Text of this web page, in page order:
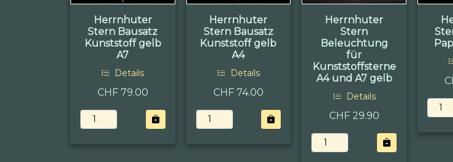
Herrnhuter
Stern Bausatz
Kunststoff gelb
A7
Details
CHF 79.00
Herrnhuter
Stern Bausatz
Kunststoff gelb
A4
Details
CHF 74.00
Herrnhuter
Stern
Beleuchtung
für
Kunststoffsterne
A4 und A7 gelb
Details
CHF 29.90